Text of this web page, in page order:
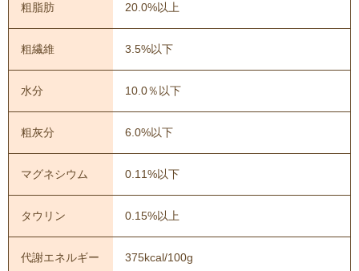
粗脂肪 20.0%以上
粗繊維 3.5%以下
水分 10.0％以下
粗灰分 6.0%以下
マグネシウム 0.11%以下
タウリン 0.15%以上
代謝エネルギー 375kcal/100g